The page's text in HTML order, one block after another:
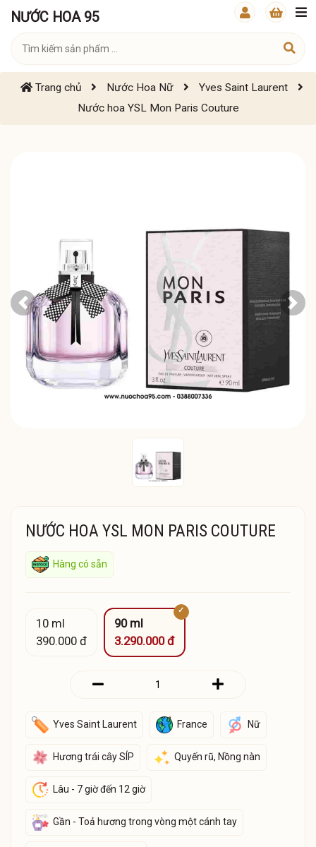
NƯỚC HOA 95
Trang chủ Nước Hoa Nữ
Yves Saint Laurent
Nước hoa YSL Mon Paris Couture
Previous Next
NƯỚC HOA YSL MON PARIS COUTURE
Hàng có sẵn
10 ml
390.000 đ
90 ml
3.290.000 đ
Yves Saint Laurent France Nữ
Hương trái cây SÍP Quyến rũ, Nồng nàn
Lâu - 7 giờ đến 12 giờ
Gần - Toả hương trong vòng một cánh tay